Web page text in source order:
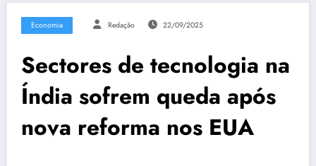
Economia Redação 22/09/2025
Sectores de tecnologia na
Índia sofrem queda após
nova reforma nos EUA